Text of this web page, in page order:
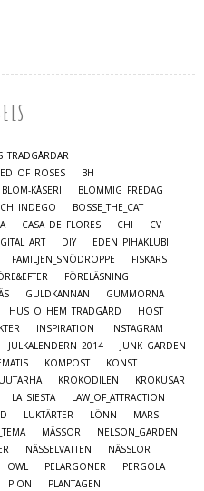
TRÄDGÅRDAR
OF ROSES
BH
BLOM-KÅSERI
BLOMMIG FREDAG
INDEGO
BOSSE_THE_CAT
CASA DE FLORES CHI
CV
ART DIY
EDEN PIHAKLUBI
FAMILJEN_SNÖDROPPE
FISKARS
FÖRELÄSNING
GULDKANNAN
GUMMORNA
HUS O HEM TRÄDGÅRD
HÖST
INSPIRATION
INSTAGRAM
JULKALENDERN 2014
JUNK GARDEN
KOMPOST
KONST
KROKODILEN
KROKUSAR
LA SIESTA
LAW_OF_ATTRACTION
LUKTÄRTER LÖNN
MARS
MÄSSOR
NELSON_GARDEN
NÄSSELVATTEN
NÄSSLOR
OWL PELARGONER
PERGOLA
PION
PLANTAGEN